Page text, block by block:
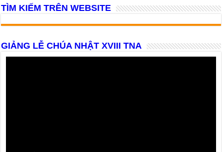
TÌM KIẾM TRÊN WEBSITE
GIẢNG LỄ CHÚA NHẬT XVIII TNA